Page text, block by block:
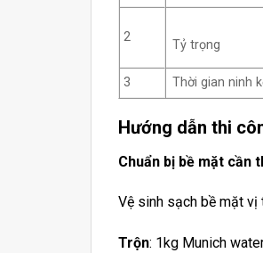
2
Tỷ trọng
3
Thời gian ninh
Hướng dẫn thi
Chuẩn bị bề mặt cần
Vệ sinh sạch bề mặt
Trộn: 1kg Munich